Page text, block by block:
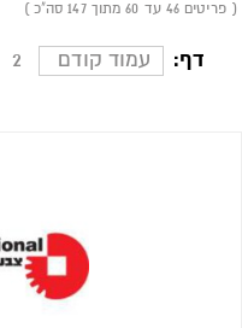
פריטים 46 עד 60 מתוך 147 סה"כ
דף: עמוד קודם 2